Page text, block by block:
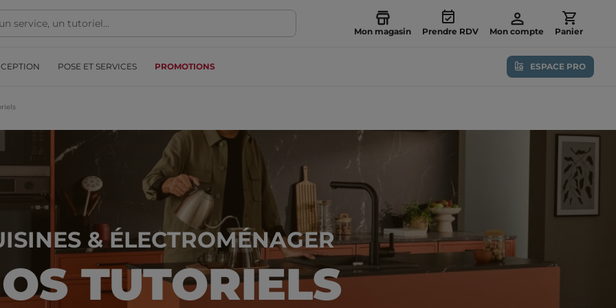
Mon magasin Prendre RDV Mon compte Panier
POSE ET SERVICES PROMOTIONS ESPACE PRO
& ÉLECTROMÉNAGER
TUTORIELS